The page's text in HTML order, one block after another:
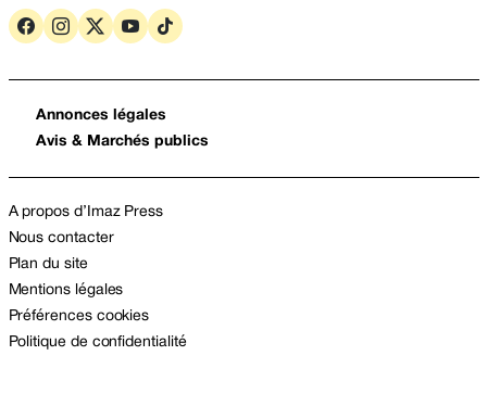
Annonces légales
Avis & Marchés publics
A propos d’Imaz Press
Nous contacter
Plan du site
Mentions légales
Préférences cookies
Politique de confidentialité